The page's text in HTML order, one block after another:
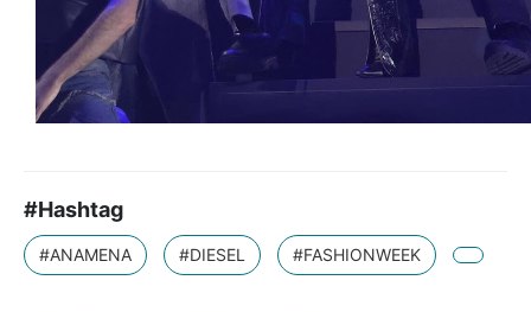
#Hashtag
#ANAMENA #DIESEL #FASHIONWEEK